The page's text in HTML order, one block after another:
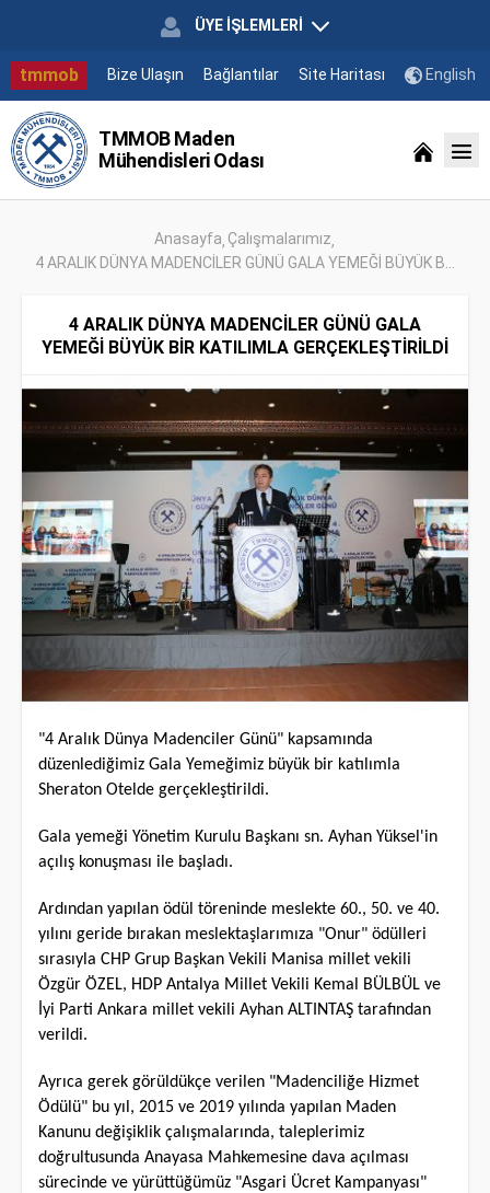
ÜYE İŞLEMLERİ
tmmob Bize Ulaşın Bağlantılar Site Haritası English
TMMOB Maden
Mühendisleri Odası
Anasayfa Çalışmalarımız
4 ARALIK DÜNYA MADENCİLER GÜNÜ GALA YEMEĞİ BÜYÜK B...
4 ARALIK DÜNYA MADENCİLER GÜNÜ GALA
YEMEĞİ BÜYÜK BİR KATILIMLA GERÇEKLEŞTİRİLDİ
"4 Aralık Dünya Madenciler Günü" kapsamında
düzenlediğimiz Gala Yemeğimiz büyük bir katılımla
Sheraton Otelde gerçekleştirildi.
Gala yemeği Yönetim Kurulu Başkanı sn. Ayhan Yüksel'in
açılış konuşması ile başladı.
Ardından yapılan ödül töreninde meslekte 60., 50. ve 40.
yılını geride bırakan meslektaşlarımıza "Onur" ödülleri
sırasıyla CHP Grup Başkan Vekili Manisa millet vekili
Özgür ÖZEL, HDP Antalya Millet Vekili Kemal BÜLBÜL ve
İyi Parti Ankara millet vekili Ayhan ALTINTAŞ tarafından
verildi.
Ayrıca gerek görüldükçe verilen "Madenciliğe Hizmet
Ödülü" bu yıl, 2015 ve 2019 yılında yapılan Maden
Kanunu değişiklik çalışmalarında, taleplerimiz
doğrultusunda Anayasa Mahkemesine dava açılması
sürecinde ve yürüttüğümüz "Asgari Ücret Kampanyası"